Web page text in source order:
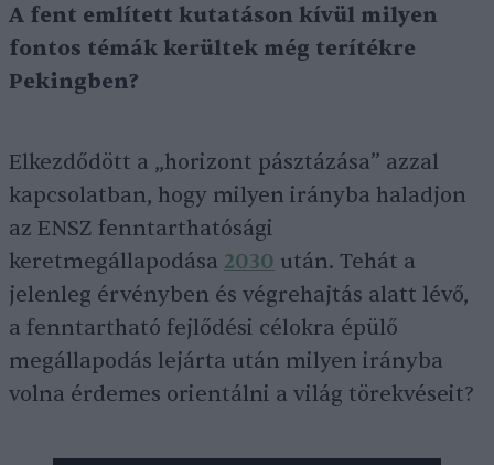
A fent említett kutatáson kívül milyen
fontos témák kerültek még terítékre
Pekingben?
Elkezdődött a „horizont pásztázása” azzal
kapcsolatban, hogy milyen irányba haladjon
az ENSZ fenntarthatósági
keretmegállapodása 2030 után. Tehát a
jelenleg érvényben és végrehajtás alatt lévő,
a fenntartható fejlődési célokra épülő
megállapodás lejárta után milyen irányba
volna érdemes orientálni a világ törekvéseit?